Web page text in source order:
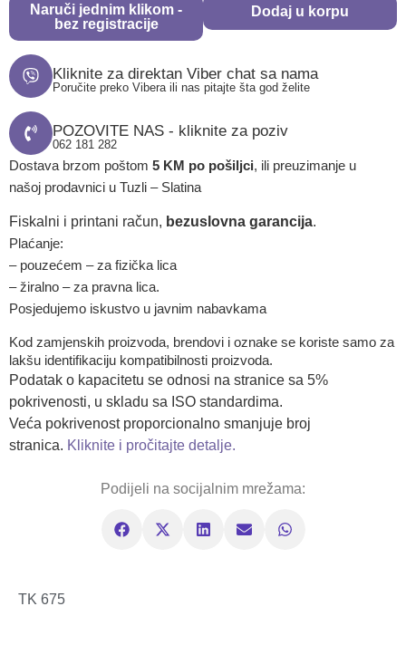
Naruči jednim klikom -
bez registracije
Dodaj u korpu
Kliknite za direktan Viber chat sa nama
Poručite preko Vibera ili nas pitajte šta god želite
POZOVITE NAS - kliknite za poziv
062 181 282
Dostava brzom poštom 5 KM po pošiljci, ili preuzimanje u
našoj prodavnici u Tuzli – Slatina
Fiskalni i printani račun, bezuslovna garancija.
Plaćanje:
– pouzećem – za fizička lica
– žiralno – za pravna lica.
Posjedujemo iskustvo u javnim nabavkama
Kod zamjenskih proizvoda, brendovi i oznake se koriste samo za
lakšu identifikaciju kompatibilnosti proizvoda.
Podatak o kapacitetu se odnosi na stranice sa 5%
pokrivenosti, u skladu sa ISO standardima.
Veća pokrivenost proporcionalno smanjuje broj
stranica. Kliknite i pročitajte detalje.
Podijeli na socijalnim mrežama:
TK 675